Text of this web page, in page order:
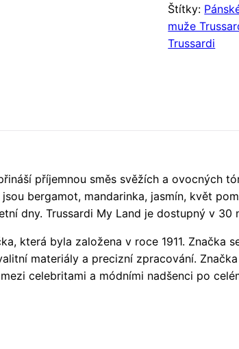
Štítky:
muže
Trussardi
příjemnou směs svěžích a ovocných
bergamot, mandarinka, jasmín, květ
dny. Trussardi My Land je dostupný v 30
která byla založena v roce 1911. Značka
materiály a precizní zpracování.
celebritami a módními nadšenci po